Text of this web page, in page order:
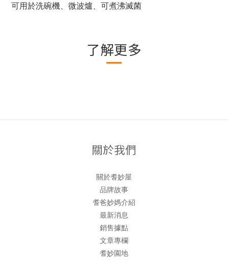
可用於洗碗機、微波爐、可煮沸滅菌
了解更多
關於我們
關於耆妙屋
品牌故事
耆爸妙媽介紹
最新消息
銷售據點
文章專欄
耆妙園地